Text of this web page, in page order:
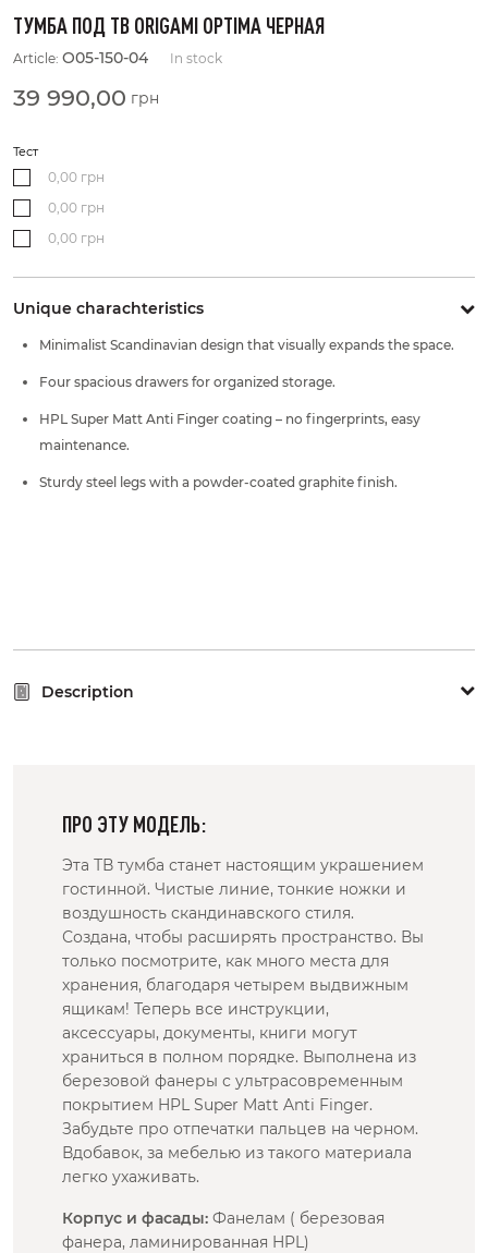
ТУМБА ПОД ТВ ORIGAMI OPTIMA ЧЕРНАЯ
Article: O05-150-04 In stock
39 990,00 грн
Тест
0,00 грн
0,00 грн
0,00 грн
Unique charachteristics
Minimalist Scandinavian design that visually expands the space.
Four spacious drawers for organized storage.
HPL Super Matt Anti Finger coating – no fingerprints, easy
maintenance.
Sturdy steel legs with a powder-coated graphite finish.
Description
ПРО ЭТУ МОДЕЛЬ:
Эта ТВ тумба станет настоящим украшением
гостинной. Чистые линие, тонкие ножки и
воздушность скандинавского стиля.
Создана, чтобы расширять пространство. Вы
только посмотрите, как много места для
хранения, благодаря четырем выдвижным
ящикам! Теперь все инструкции,
аксессуары, документы, книги могут
храниться в полном порядке. Выполнена из
березовой фанеры с ультрасовременным
покрытием HPL Super Matt Anti Finger.
Забудьте про отпечатки пальцев на черном.
Вдобавок, за мебелью из такого материала
легко ухаживать.
Корпус и фасады: Фанелам ( березовая
фанера, ламинированная HPL)